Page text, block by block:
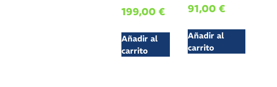
199,00€
Añadir al
carrito
91,00€
Añadir al
carrito